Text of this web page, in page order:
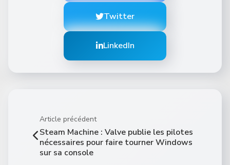
Twitter
LinkedIn
Article précédent
Steam Machine : Valve publie les pilotes
nécessaires pour faire tourner Windows
sur sa console